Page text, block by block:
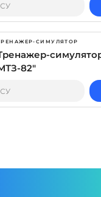
СИМУЛЯТОР
82"